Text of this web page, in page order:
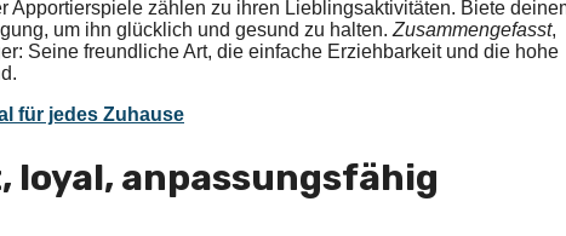
zählen zu ihren Lieblingsaktivitäten. Biete
um ihn glücklich und gesund zu halten. Zusammengefasst,
Seine freundliche Art, die einfache Erziehbarkeit und die hohe
für jedes Zuhause
loyal, anpassungsfähig